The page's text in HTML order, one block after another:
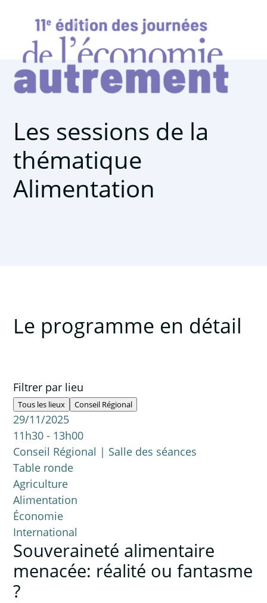
Les sessions de la
thématique
Alimentation
Le programme en détail
Filtrer par lieu
Tous les lieux Conseil Régional
29/11/2025
11h30 - 13h00
Conseil Régional | Salle des séances
Table ronde
Agriculture
Alimentation
Économie
International
Souveraineté alimentaire
menacée: réalité ou fantasme
?